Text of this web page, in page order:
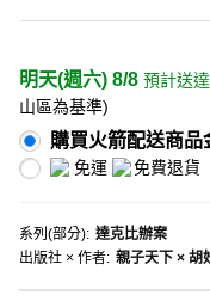
明天(週六) 8/8 預計送達
山區為基準)
購買火箭配送商
免運 免費退貨
系列(部分): 達克比辦案
出版社 × 作者: 親子天下 × 胡